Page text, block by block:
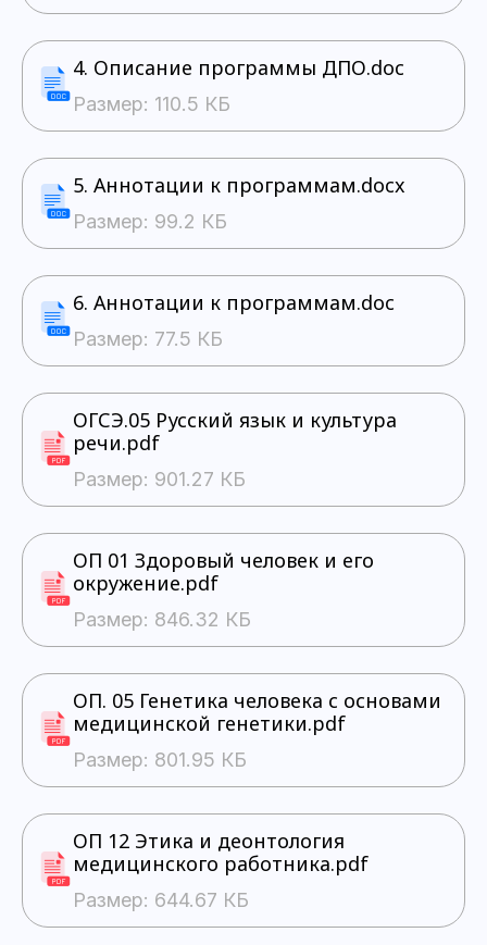
4. Описание программы ДПО.doc
Размер: 110.5 КБ
5. Аннотации к программам.docx
Размер: 99.2 КБ
6. Аннотации к программам.doc
Размер: 77.5 КБ
ОГСЭ.05 Русский язык и культура
речи.pdf
Размер: 901.27 КБ
ОП 01 Здоровый человек и его
окружение.pdf
Размер: 846.32 КБ
ОП. 05 Генетика человека с основами
медицинской генетики.pdf
Размер: 801.95 КБ
ОП 12 Этика и деонтология
медицинского работника.pdf
Размер: 644.67 КБ